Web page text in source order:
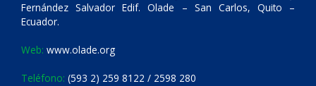
Fernández Salvador Edif. Olade – San Carlos, Quito –
Ecuador.
Web: www.olade.org
Teléfono: (593 2) 259 8122 / 2598 280